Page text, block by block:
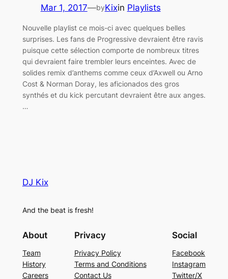
Mar 1, 2017—byKixin Playlists
Nouvelle playlist ce mois-ci avec quelques belles
surprises. Les fans de Progressive devraient être ravis
puisque cette sélection comporte de nombreux titres
qui devraient faire trembler leurs enceintes. Avec de
solides remix d’anthems comme ceux d’Axwell ou Arno
Cost & Norman Doray, les aficionados des gros
synthés et du kick percutant devraient être aux anges.
…
DJ Kix
And the beat is fresh!
About
Team
History
Careers
Privacy
Privacy Policy
Terms and Conditions
Contact Us
Social
Facebook
Instagram
Twitter/X